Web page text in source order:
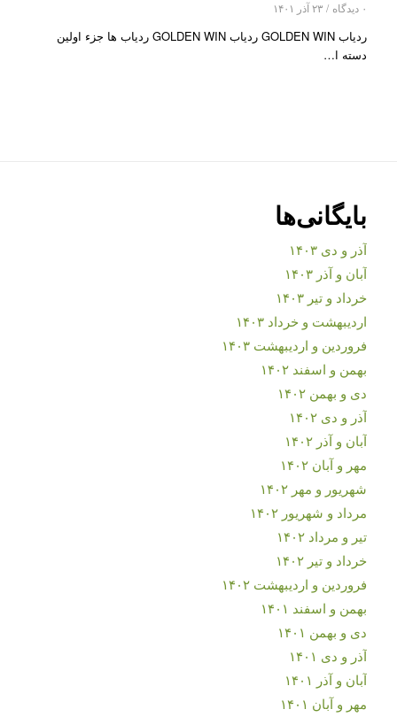
۰ دیدگاه / ۲۳ آذر ۱۴۰۱
ردیاب GOLDEN WIN ردیاب GOLDEN WIN ردیاب ها جزء اولین
دسته ا…
بایگانی‌ها
آذر و دی ۱۴۰۳
آبان و آذر ۱۴۰۳
خرداد و تیر ۱۴۰۳
اردیبهشت و خرداد ۱۴۰۳
فروردین و اردیبهشت ۱۴۰۳
بهمن و اسفند ۱۴۰۲
دی و بهمن ۱۴۰۲
آذر و دی ۱۴۰۲
آبان و آذر ۱۴۰۲
مهر و آبان ۱۴۰۲
شهریور و مهر ۱۴۰۲
مرداد و شهریور ۱۴۰۲
تیر و مرداد ۱۴۰۲
خرداد و تیر ۱۴۰۲
فروردین و اردیبهشت ۱۴۰۲
بهمن و اسفند ۱۴۰۱
دی و بهمن ۱۴۰۱
آذر و دی ۱۴۰۱
آبان و آذر ۱۴۰۱
مهر و آبان ۱۴۰۱